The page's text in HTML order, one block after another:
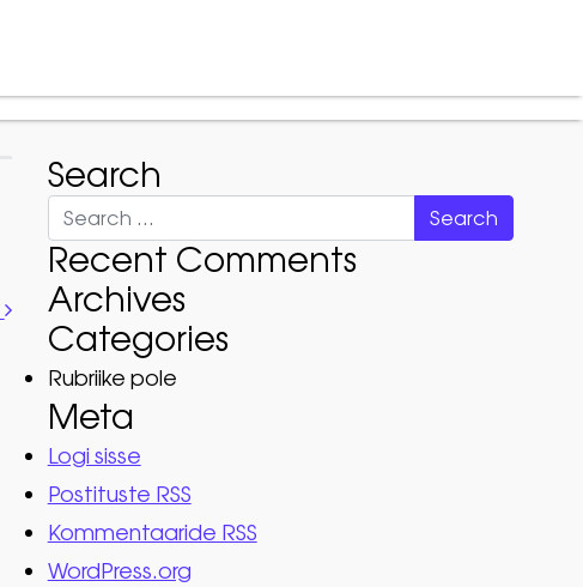
Search
Search
Recent Comments
Archives
Categories
Rubriike pole
Meta
Logi sisse
Postituste RSS
Kommentaaride RSS
WordPress.org